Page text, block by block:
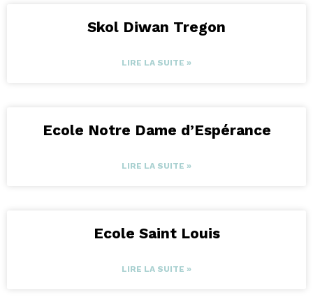
Skol Diwan Tregon
LIRE LA SUITE »
Ecole Notre Dame d’Espérance
LIRE LA SUITE »
Ecole Saint Louis
LIRE LA SUITE »